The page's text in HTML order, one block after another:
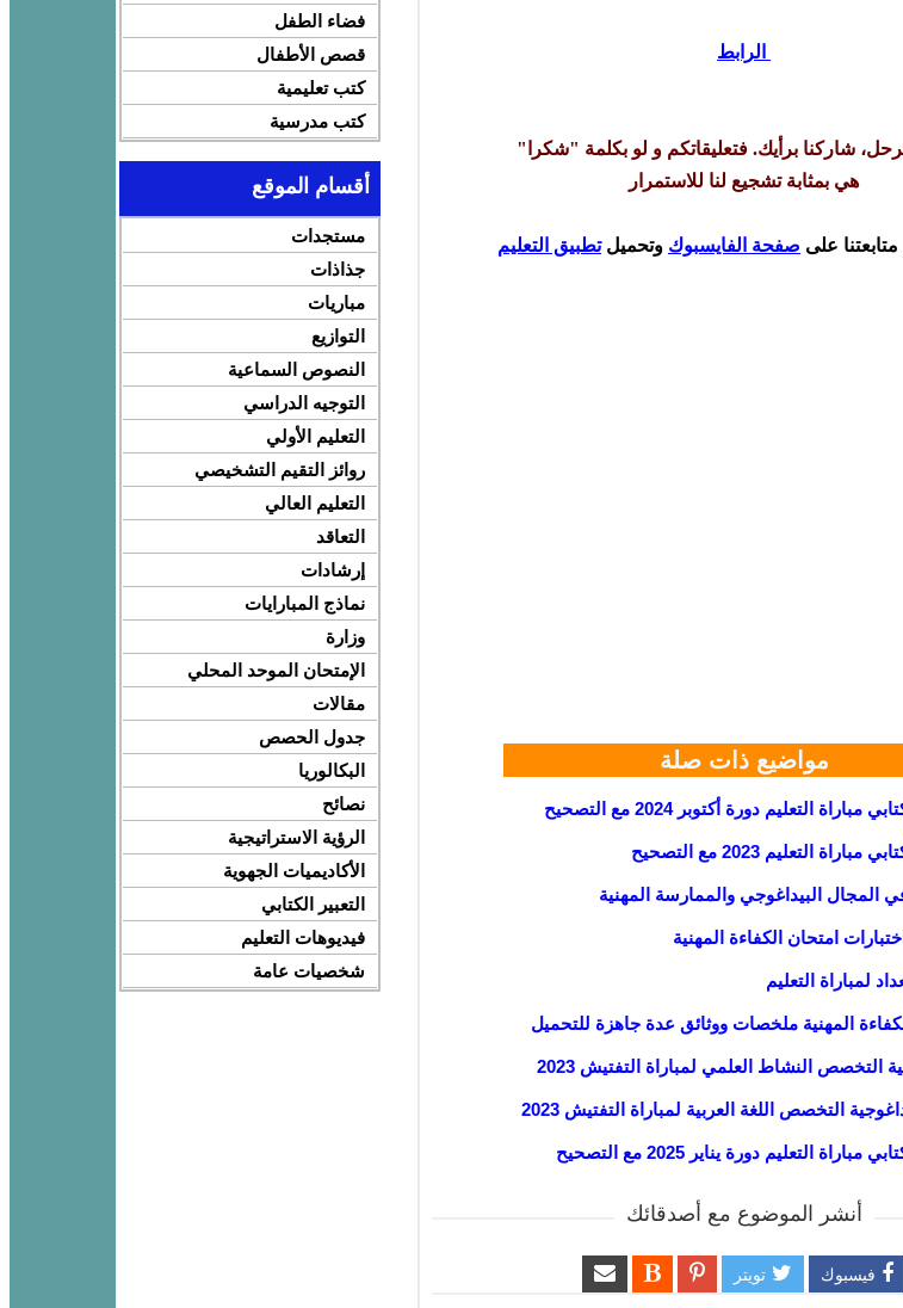
الرابط
ترحل، شاركنا برأيك. فتعليقاتكم و لو بكلمة "شكرا"
هي بمثابة تشجيع لنا للاستمرار
على صفحة الفايسبوك وتحميلتطبيق التعليم
مواضيع ذات صلة
التعليم دورة أكتوبر 2024 مع التصحيح
التعليم 2023 مع التصحيح
المجال البيداغوجي والممارسة المهنية
امتحان الكفاءة المهنية
لمباراة التعليم
المهنية ملخصات ووثائق عدة جاهزة للتحميل
التخصص النشاط العلمي لمباراة التفتيش 2023
التخصص اللغة العربية لمباراة التفتيش 2023
التعليم دورة يناير 2025 مع التصحيح
أنشر الموضوع مع أصدقائك
فيسبوك تويتر
فضاء الطفل
قصص الأطفال
كتب تعليمية
كتب مدرسية
أقسام الموقع
مستجدات
جذاذات
مباريات
التوازيع
النصوص السماعية
التوجيه الدراسي
التعليم الأولي
روائز التقيم التشخيصي
التعليم العالي
التعاقد
إرشادات
نماذج المبارايات
وزارة
الإمتحان الموحد المحلي
مقالات
جدول الحصص
البكالوريا
نصائح
الرؤية الاستراتيجية
الأكاديميات الجهوية
التعبير الكتابي
فيديوهات التعليم
شخصيات عامة